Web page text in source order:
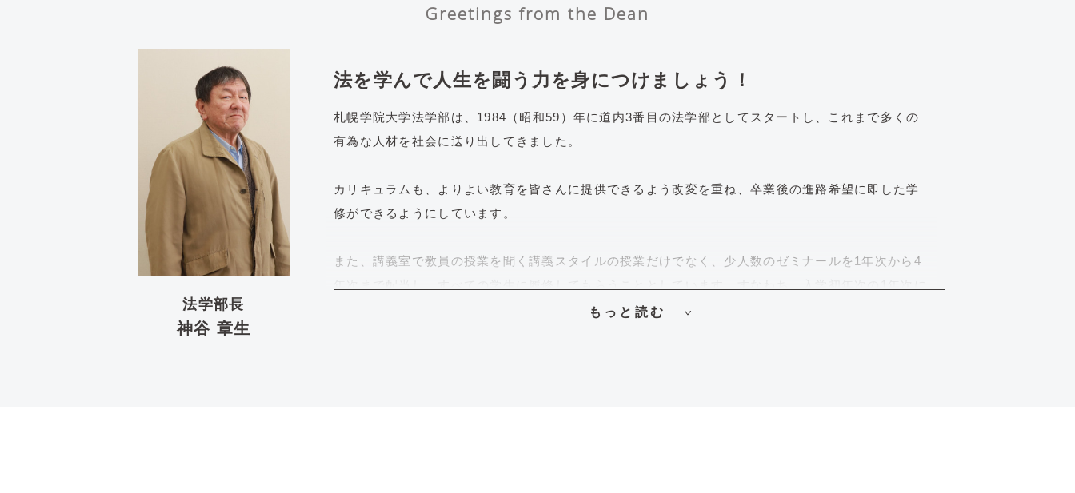
Greetings from the Dean
法を学んで人生を闘う力を身につけましょう！
法学部長
神谷 章生
札幌学院大学法学部は、1984（昭和59）年に道内3番目の法学部としてスタートし、これまで多くの
有為な人材を社会に送り出してきました。
カリキュラムも、よりよい教育を皆さんに提供できるよう改変を重ね、卒業後の進路希望に即した学
修ができるようにしています。
また、講義室で教員の授業を聞く講義スタイルの授業だけでなく、少人数のゼミナールを1年次から4
は基礎ゼミナールで学修ノウハウを学び、2年次以上は、自分で選択した一科目について見識をより深
もっと読む